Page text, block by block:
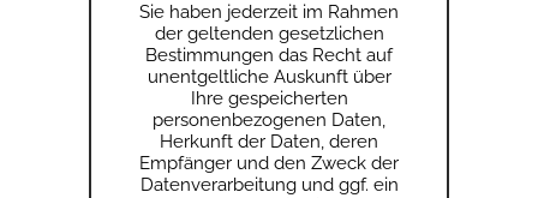
Sie haben jederzeit im Rahmen
der geltenden gesetzlichen
Bestimmungen das Recht auf
unentgeltliche Auskunft über
Ihre gespeicherten
personenbezogenen Daten,
Herkunft der Daten, deren
Empfänger und den Zweck der
Datenverarbeitung und ggf. ein